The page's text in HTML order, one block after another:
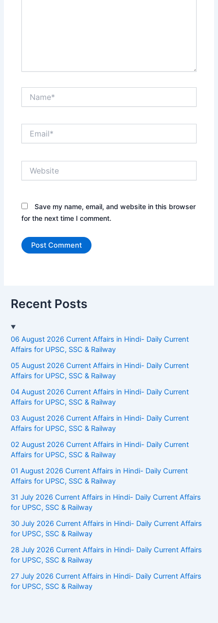
Save my name, email, and website in this browser
for the next time I comment.
Recent Posts
06 August 2026 Current Affairs in Hindi- Daily Current
Affairs for UPSC, SSC & Railway
05 August 2026 Current Affairs in Hindi- Daily Current
Affairs for UPSC, SSC & Railway
04 August 2026 Current Affairs in Hindi- Daily Current
Affairs for UPSC, SSC & Railway
03 August 2026 Current Affairs in Hindi- Daily Current
Affairs for UPSC, SSC & Railway
02 August 2026 Current Affairs in Hindi- Daily Current
Affairs for UPSC, SSC & Railway
01 August 2026 Current Affairs in Hindi- Daily Current
Affairs for UPSC, SSC & Railway
31 July 2026 Current Affairs in Hindi- Daily Current Affairs
for UPSC, SSC & Railway
30 July 2026 Current Affairs in Hindi- Daily Current Affairs
for UPSC, SSC & Railway
28 July 2026 Current Affairs in Hindi- Daily Current Affairs
for UPSC, SSC & Railway
27 July 2026 Current Affairs in Hindi- Daily Current Affairs
for UPSC, SSC & Railway